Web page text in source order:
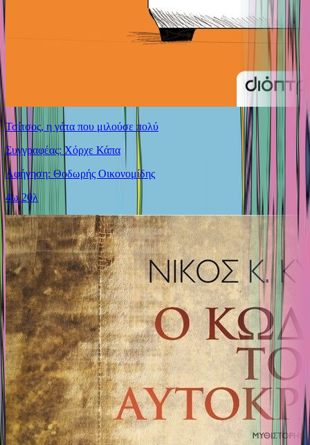
Τσίτσος, η γάτα που μιλούσε πολύ
Συγγραφέας: Χόρχε Κάπα
Αφήγηση: Θοδωρής Οικονομίδης
4ω 20λ